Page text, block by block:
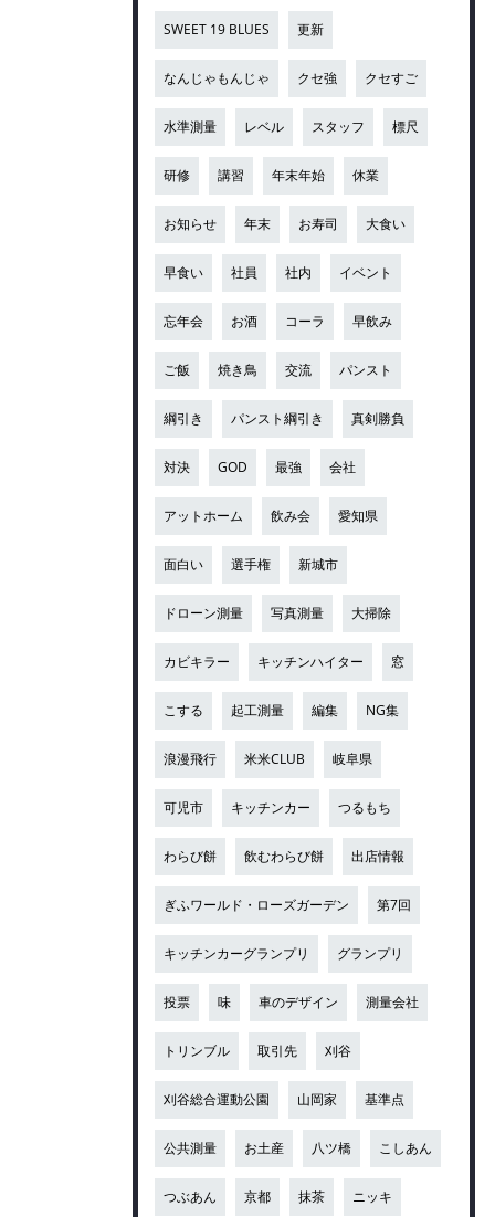
SWEET 19 BLUES 更新
なんじゃもんじゃ クセ強 クセすご
水準測量 レベル スタッフ 標尺
研修 講習 年末年始 休業
お知らせ 年末 お寿司 大食い
早食い 社員 社内 イベント
忘年会 お酒 コーラ 早飲み
ご飯 焼き鳥 交流 パンスト
綱引き パンスト綱引き 真剣勝負
対決 GOD 最強 会社
アットホーム 飲み会 愛知県
面白い 選手権 新城市
ドローン測量 写真測量 大掃除
カビキラー キッチンハイター 窓
こする 起工測量 編集 NG集
浪漫飛行 米米CLUB 岐阜県
可児市 キッチンカー つるもち
わらび餅 飲むわらび餅 出店情報
ぎふワールド・ローズガーデン 第7回
キッチンカーグランプリ グランプリ
投票 味 車のデザイン 測量会社
トリンブル 取引先 刈谷
刈谷総合運動公園 山岡家 基準点
公共測量 お土産 八ツ橋 こしあん
つぶあん 京都 抹茶 ニッキ